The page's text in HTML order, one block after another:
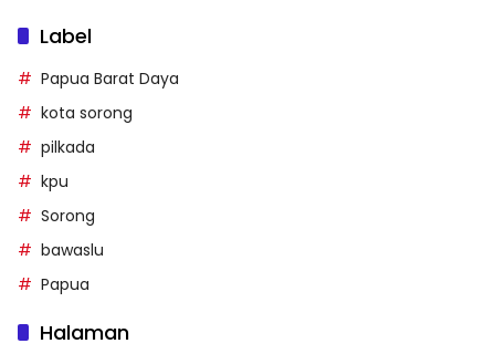
Label
Papua Barat Daya
kota sorong
pilkada
kpu
Sorong
bawaslu
Papua
Halaman